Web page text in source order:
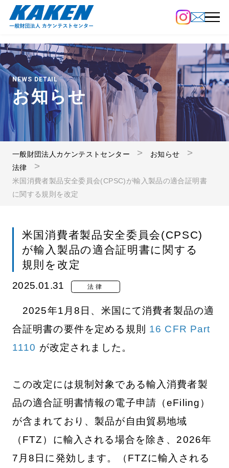
NEWS DETAIL
お知らせ
一般財団法人カケンテストセンター
お知らせ
法律
米国消費者製品安全委員会(CPSC)が輸入製品の適合証明書
に関する規則を改定
米国消費者製品安全委員会(CPSC)
が輸入製品の適合証明書に関する
規則を改定
2025.01.31 法律
2025年1月8日、米国にて消費者製品の適
合証明書の要件を定める規則 16 CFR Part
1110 が改定されました。
この改定には規制対象である輸入消費者製
品の適合証明書情報の電子申請（eFiling）
が含まれており、製品が自由貿易地域
（FTZ）に輸入される場合を除き、2026年
7月8日に発効します。（FTZに輸入される